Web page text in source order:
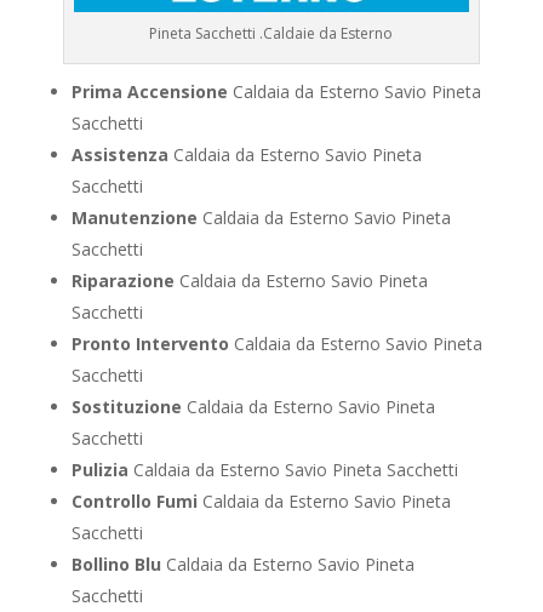
Pineta Sacchetti .Caldaie da Esterno
Prima Accensione Caldaia da Esterno Savio Pineta
Sacchetti
Assistenza Caldaia da Esterno Savio Pineta
Sacchetti
Manutenzione Caldaia da Esterno Savio Pineta
Sacchetti
Riparazione Caldaia da Esterno Savio Pineta
Sacchetti
Pronto Intervento Caldaia da Esterno Savio Pineta
Sacchetti
Sostituzione Caldaia da Esterno Savio Pineta
Sacchetti
Pulizia Caldaia da Esterno Savio Pineta Sacchetti
Controllo Fumi Caldaia da Esterno Savio Pineta
Sacchetti
Bollino Blu Caldaia da Esterno Savio Pineta
Sacchetti